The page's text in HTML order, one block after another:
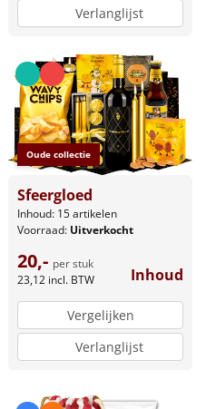
Verlanglijst
Oude collectie
Sfeergloed
Inhoud: 15 artikelen
Voorraad: Uitverkocht
20,- per stuk
23,12 incl. BTW Inhoud
Vergelijken
Verlanglijst